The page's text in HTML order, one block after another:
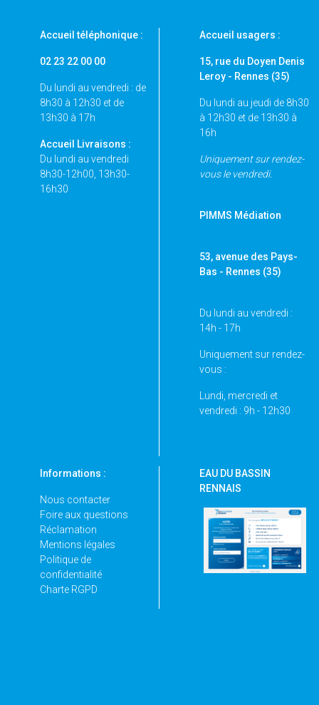
Accueil téléphonique :
02 23 22 00 00
Du lundi au vendredi : de
8h30 à 12h30 et de
13h30 à 17h
Accueil Livraisons :
Du lundi au vendredi
8h30-12h00, 13h30-
16h30
Accueil usagers :
15, rue du Doyen Denis
Leroy - Rennes (35)
Du lundi au jeudi de 8h30
à 12h30 et de 13h30 à
16h
Uniquement sur rendez-
vous le vendredi.
PIMMS Médiation
53, avenue des Pays-
Bas - Rennes (35)
Du lundi au vendredi :
14h - 17h
Uniquement sur rendez-
vous :
Lundi, mercredi et
vendredi : 9h - 12h30
Informations :
Nous contacter
Foire aux questions
Réclamation
Mentions légales
Politique de
confidentialité
Charte RGPD
EAU DU BASSIN
RENNAIS